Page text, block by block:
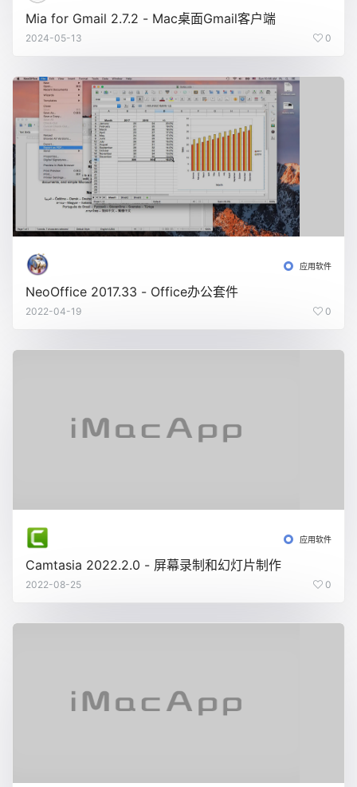
Mia for Gmail 2.7.2 - Mac桌面Gmail客户端
2024-05-13 0
应用软件
NeoOffice 2017.33 - Office办公套件
2022-04-19 0
应用软件
Camtasia 2022.2.0 - 屏幕录制和幻灯片制作
2022-08-25 0